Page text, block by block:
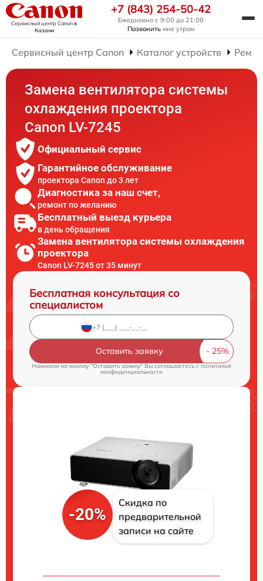
Сервисный центр Canonв
Казани
+7 (843) 254-50-42
Ежедневно с 9:00 до 21:00
Позвонить мне утром
Сервисный центр Canon Каталог устройств
Замена вентилятора системы
охлаждения проектора
Canon LV-7245
Официальный сервис
Гарантийное обслуживание
проектора Canon до 3 лет
Диагностика за наш счет,
ремонт по желанию
Бесплатный выезд курьера
в день обращения
Замена вентилятора системы охлаждения
проектора
Canon LV-7245 от 35 минут
Бесплатная консультация со
специалистом
Оставить заявку
Нажимая на кнопку "Оставить заявку" Вы соглашаетесь cполитикой
конфиденциальности
-20%
Скидка по
предварительной
записи на сайте